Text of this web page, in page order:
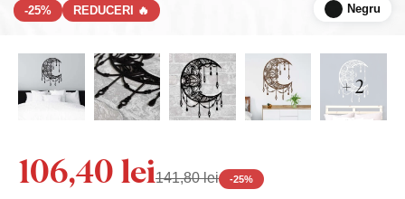
-25% REDUCERI 🔥 Negru
+ 2
106,40 lei141,80 lei -25%